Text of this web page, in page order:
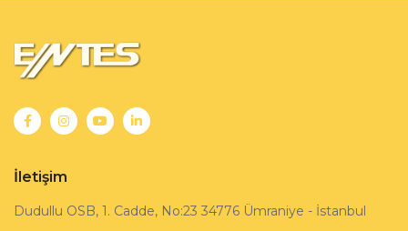
İletişim
Dudullu OSB, 1. Cadde, No:23 34776 Ümraniye - İstanbul